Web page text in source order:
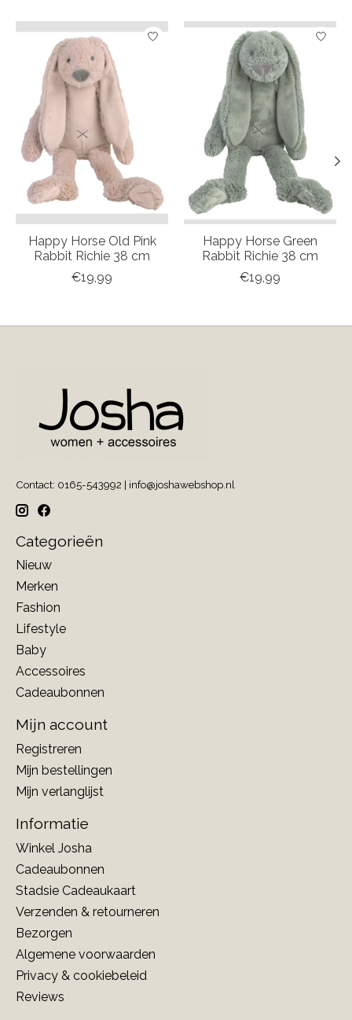
Items van productcarrousel
Happy Horse Old Pink
Rabbit Richie 38 cm
€19,99
Happy Horse Green
Rabbit Richie 38 cm
€19,99
Contact: 0165-543992 | info@joshawebshop.nl
Categorieën
Nieuw
Merken
Fashion
Lifestyle
Baby
Accessoires
Cadeaubonnen
Mijn account
Registreren
Mijn bestellingen
Mijn verlanglijst
Informatie
Winkel Josha
Cadeaubonnen
Stadsie Cadeaukaart
Verzenden & retourneren
Bezorgen
Algemene voorwaarden
Privacy & cookiebeleid
Reviews